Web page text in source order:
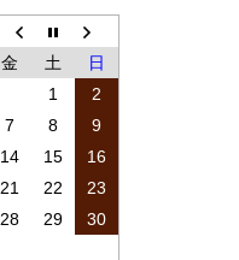
金 土
日
1
2
7 8
9
14 15
16
21 22
23
28 29
30